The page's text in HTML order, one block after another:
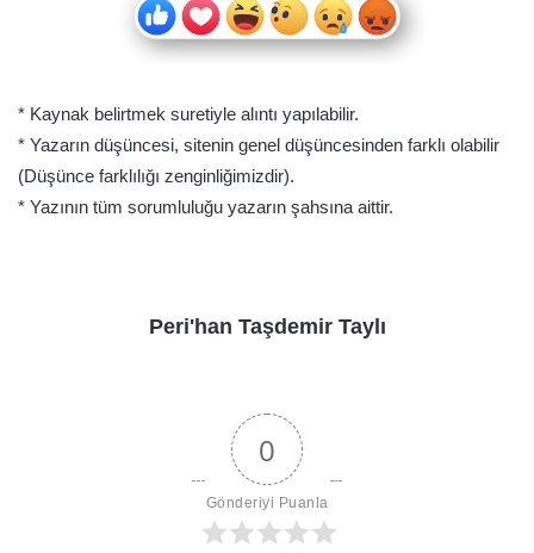
* Kaynak belirtmek suretiyle alıntı yapılabilir.
* Yazarın düşüncesi, sitenin genel düşüncesinden farklı olabilir
(Düşünce farklılığı zenginliğimizdir).
* Yazının tüm sorumluluğu yazarın şahsına aittir.
Peri'han Taşdemir Taylı
0
Gönderiyi Puanla